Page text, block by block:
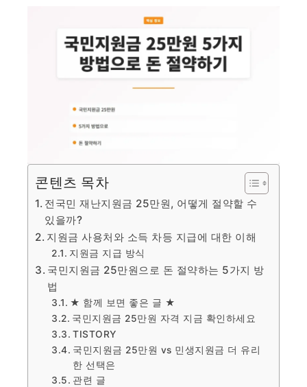
콘텐츠 목차
전국민 재난지원금 25만원, 어떻게 절약할 수
있을까?
지원금 사용처와 소득 차등 지급에 대한 이해
지원금 지급 방식
국민지원금 25만원으로 돈 절약하는 5가지 방
법
★ 함께 보면 좋은 글 ★
국민지원금 25만원 자격 지금 확인하세요
TISTORY
국민지원금 25만원 vs 민생지원금 더 유리
한 선택은
관련 글